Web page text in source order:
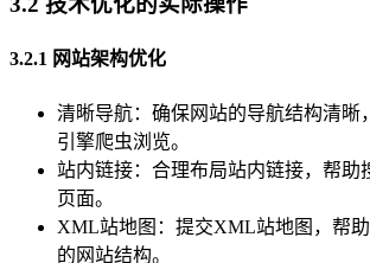
3.2.1 网站架构优化
清晰导航：确保网站的导航结构清晰
引擎爬虫浏览。
站内链接：合理布局站内链接，帮助
页面。
XML站地图：提交XML站地图，帮
的网站结构。